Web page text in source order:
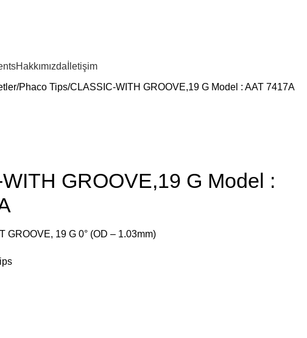
Hakkımızda İletişim
Phaco Tips CLASSIC-WITH GROOVE,19 G Model : AAT 7417A
GROOVE,19 G Model :
GROOVE, 19 G 0° (OD – 1.03mm)